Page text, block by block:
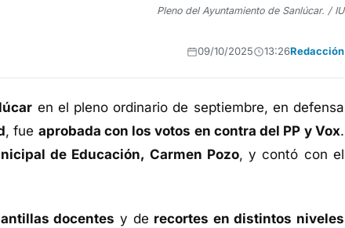
Pleno del Ayuntamiento de Sanlúcar. / IU
09/10/2025 13:26Redacción
en el pleno ordinario de septiembre, en defensa
, fue aprobada con los votos en contra del PP y Vox.
de Educación, Carmen Pozo, y contó con el
docentes y de recortes en distintos niveles